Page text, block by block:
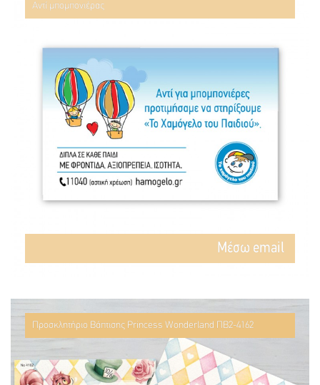
Αντί μπομπονιέρας
Mέσω email
Προσκλητήριο Βάπτισης Princess Wonderland ΠΒ2-4162